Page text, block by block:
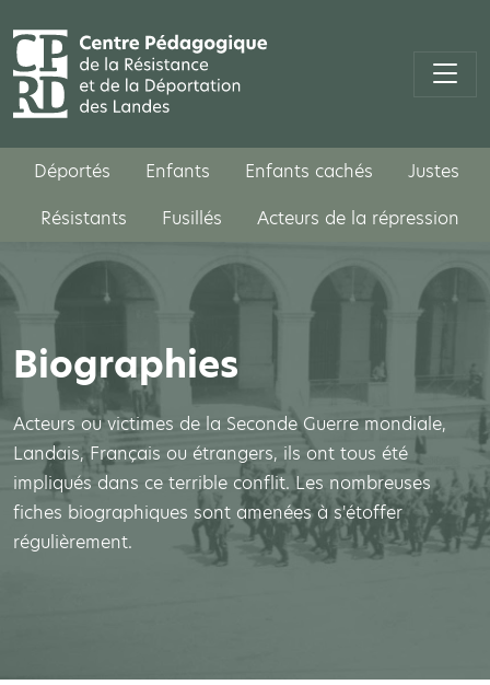
Déportés Enfants Enfants cachés
Justes
Résistants
Fusillés Acteurs de la répression
Biographies
Acteurs ou victimes de la Seconde Guerre mondiale,
Landais, Français ou étrangers, ils ont tous été
impliqués dans ce terrible conflit. Les nombreuses
fiches biographiques sont amenées à s'étoffer
régulièrement.